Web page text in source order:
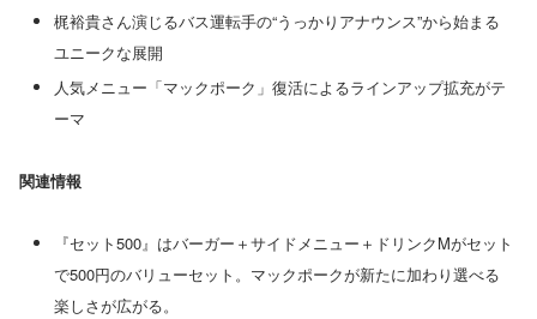
梶裕貴さん演じるバス運転手の“うっかりアナウンス”から始まる
ユニークな展開
人気メニュー「マックポーク」復活によるラインアップ拡充がテ
ーマ
関連情報
『セット500』はバーガー＋サイドメニュー＋ドリンクMがセット
で500円のバリューセット。マックポークが新たに加わり選べる
楽しさが広がる。